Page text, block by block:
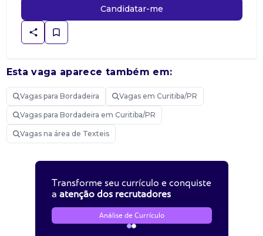
Candidatar-me
Esta vaga aparece também em:
Vagas para Bordadeira Vagas em Curitiba/PR
Vagas para Bordadeira em Curitiba/PR
Vagas na área de Texteis
Transforme seu currículo e conquiste
a atenção dos recrutadores
Análise de Currículo